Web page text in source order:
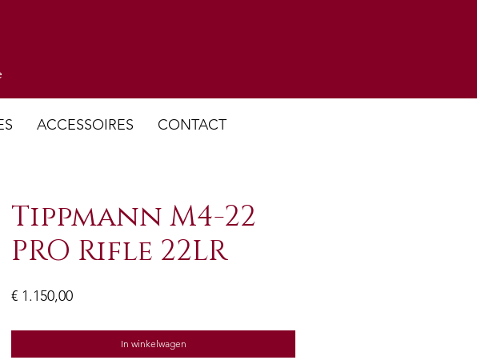
ACCESSOIRES CONTACT
Tippmann M4-22
PRO Rifle 22LR
€ 1.150,00Prijs
In winkelwagen